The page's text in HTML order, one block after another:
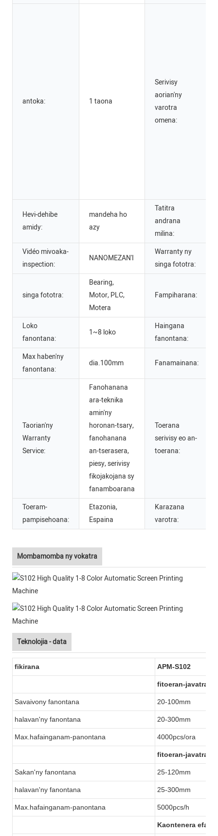
antoka: 1 taona
Serivisy
aorian'ny
varotra
omena:
Hevi-dehibe
amidy:
mandeha ho
azy
Tatitra
andrana
milina:
Vidéo mivoaka-
inspection:
NANOMEZAN'I
Warranty ny
singa fototra:
singa fototra:
Bearing,
Motor, PLC,
Motera
Fampiharana:
Loko
fanontana:
1~8 loko
Haingana
fanontana:
Max haben'ny
fanontana:
dia.100mm Fanamainana:
Taorian'ny
Warranty
Service:
Fanohanana
ara-teknika
amin'ny
horonan-tsary,
fanohanana
an-tserasera,
piesy, serivisy
fikojakojana sy
fanamboarana
Toerana
serivisy eo an-
toerana:
Toeram-
pampisehoana:
Etazonia,
Espaina
Karazana
varotra:
Mombamomba ny vokatra
Teknolojia - data
fikirana APM-S102
fitoeran-javatra
Savaivony fanontana 20-100mm
halavan'ny fanontana 20-300mm
Max.hafainganam-panontana 4000pcs/ora
fitoeran-javatra
Sakan'ny fanontana 25-120mm
halavan'ny fanontana 25-300mm
Max.hafainganam-panontana 5000pcs/h
Kaontenera